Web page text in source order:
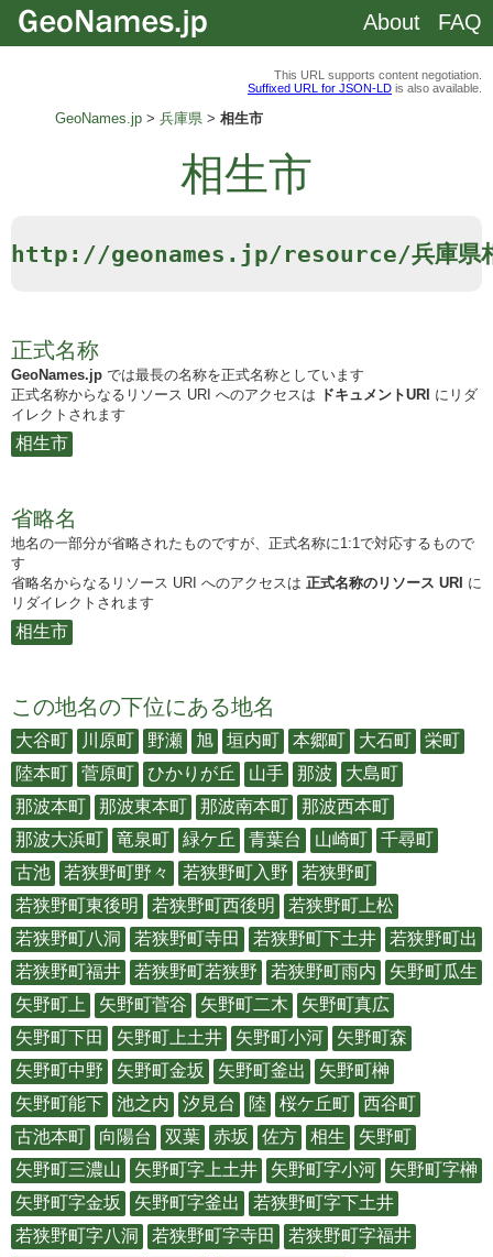
This URL supports content negotiation.
Suffixed URL for JSON-LD is also available.
GeoNames.jp 兵庫県 相生市
相生市
http://geonames.jp/resource/兵庫県
正式名称
GeoNames.jp では最長の名称を正式名称としています
正式名称からなるリソース URI へのアクセスは ドキュメントURI にリダ
イレクトされます
相生市
省略名
地名の一部分が省略されたものですが、正式名称に1:1で対応するもので
す
省略名からなるリソース URI へのアクセスは 正式名称のリソース URI に
リダイレクトされます
相生市
この地名の下位にある地名
大谷町 川原町 野瀬 旭 垣内町 本郷町 大石町
栄町
陸本町
菅原町 ひかりが丘 山手 那波
大島町
那波本町
那波東本町 那波南本町
那波西本町
那波大浜町
竜泉町 緑ケ丘 青葉台 山崎町
千尋町
古池
若狭野町野々 若狭野町入野
若狭野町
若狭野町東後明
若狭野町西後明
若狭野町上松
若狭野町八洞
若狭野町寺田 若狭野町下土井
若狭野町出
若狭野町福井
若狭野町若狭野 若狭野町雨内
矢野町瓜生
矢野町上
矢野町菅谷 矢野町二木
矢野町真広
矢野町下田
矢野町上土井 矢野町小河
矢野町森
矢野町中野
矢野町金坂 矢野町釜出
矢野町榊
矢野町能下
池之内 汐見台 陸 桜ケ丘町
西谷町
古池本町
向陽台 双葉 赤坂 佐方 相生
矢野町
矢野町三濃山
矢野町字上土井 矢野町字小河
矢野町字榊
矢野町字金坂
矢野町字釜出
若狭野町字下土井
若狭野町字八洞
若狭野町字寺田
若狭野町字福井
About FAQ